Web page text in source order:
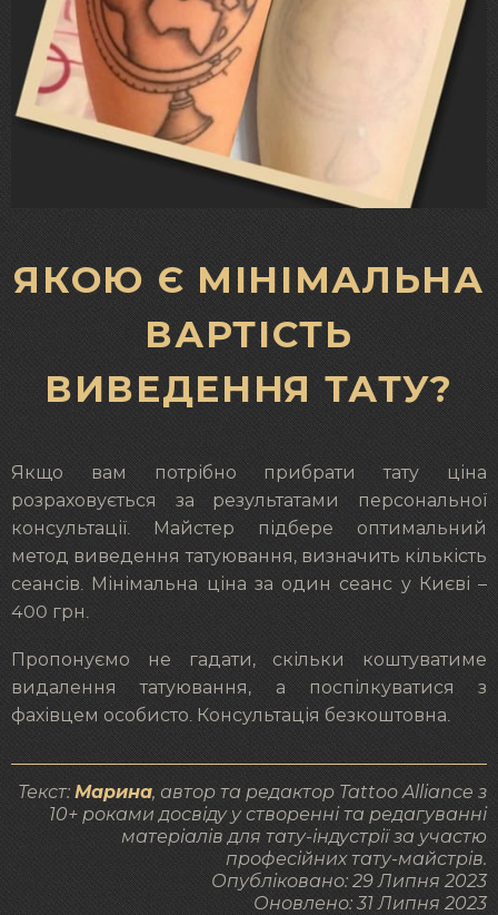
ЯКОЮ Є МІНІМАЛЬНА
ВАРТІСТЬ
ВИВЕДЕННЯ ТАТУ?
Якщо вам потрібно прибрати тату ціна
розраховується за результатами персональної
консультації. Майстер підбере оптимальний
метод виведення татуювання, визначить кількість
сеансів. Мінімальна ціна за один сеанс у Києві –
400 грн.
Пропонуємо не гадати, скільки коштуватиме
видалення татуювання, а поспілкуватися з
фахівцем особисто. Консультація безкоштовна.
Текст: Марина, автор та редактор Tattoo Alliance з
10+ роками досвіду у створенні та редагуванні
матеріалів для тату-індустрії за участю
професійних тату-майстрів.
Опубліковано:29 Липня 2023
Оновлено: 31 Липня 2023